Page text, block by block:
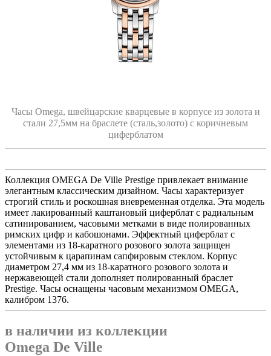
Часы Omega, швейцарские кварцевые в корпусе из золота и
стали 27,5мм на браслете (сталь,золото) с коричневым
циферблатом
Коллекция OMEGA De Ville Prestige привлекает внимание
элегантным классическим дизайном. Часы характеризует
строгий стиль и роскошная вневременная отделка. Эта модель
имеет лакированный каштановый циферблат с радиальным
сатинированием, часовыми метками в виде полированных
римских цифр и кабошонами. Эффектный циферблат с
элементами из 18-каратного розового золота защищен
устойчивым к царапинам сапфировым стеклом. Корпус
диаметром 27,4 мм из 18-каратного розового золота и
нержавеющей стали дополняет полированный браслет
Prestige. Часы оснащены часовым механизмом OMEGA,
калибром 1376.
в наличии из коллекции
Omega De Ville